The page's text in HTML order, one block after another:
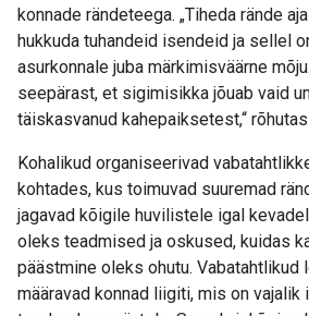
konnade rändeteega. „Tiheda rände
hukkuda tuhandeid isendeid ja sellel
asurkonnale juba märkimisväärne
seepärast, et sigimisikka jõuab vaid
täiskasvanud kahepaiksetest,“
Kohalikud organiseerivad
kohtades, kus toimuvad suuremad
jagavad kõigile huvilistele igal
oleks teadmised ja oskused, kuidas
päästmine oleks ohutu. Vabatahtlikud
määravad konnad liigiti, mis on